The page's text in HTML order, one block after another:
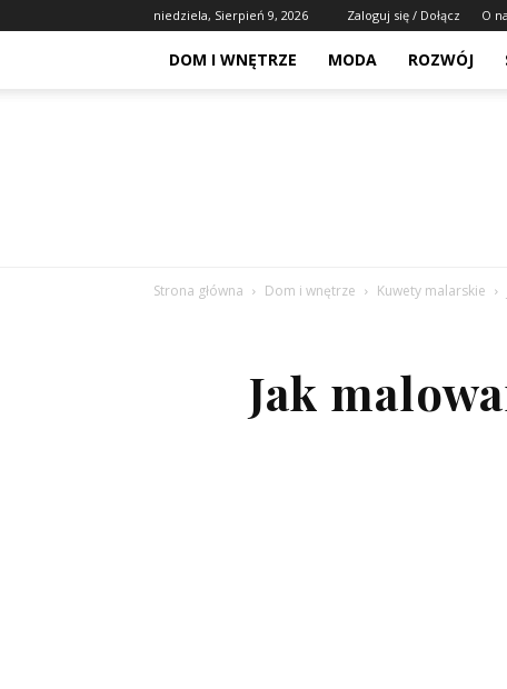
niedziela, Sierpień 9, 2026 Zaloguj się / Dołącz O
DOM I WNĘTRZE MODA ROZWÓJ
Strona główna Dom i wnętrze Kuwety malarskie
Jak